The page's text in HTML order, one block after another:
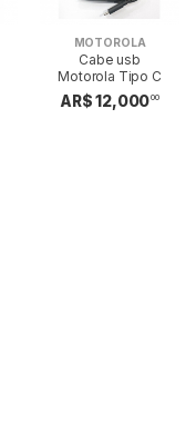
MOTOROLA
Cabe usb
Motorola Tipo C
AR$ 12,00000